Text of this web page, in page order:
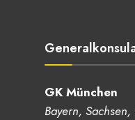
GK München
Bayern,